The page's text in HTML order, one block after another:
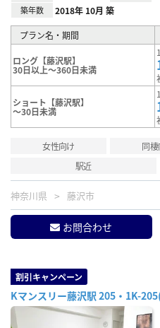
築年数 2018年 10月 築
プラン名・期間
ロング【藤沢駅】
30日以上～360日未満
ショート【藤沢駅】
～30日未満
女性向け 同棲
駅近
神奈川県 藤沢市
お問合わせ
割引キャンペーン
Kマンスリー藤沢駅 205・1K-